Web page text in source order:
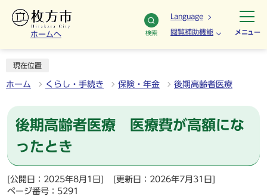
ホームへ 検索
Language
閲覧補助機能 メニュー
現在位置
ホーム くらし・手続き 保険・年金 後期高齢者医療
後期高齢者医療 医療費が高額にな
ったとき
[公開日：2025年8月1日]
[更新日：2026年7月31日]
ページ番号：5291